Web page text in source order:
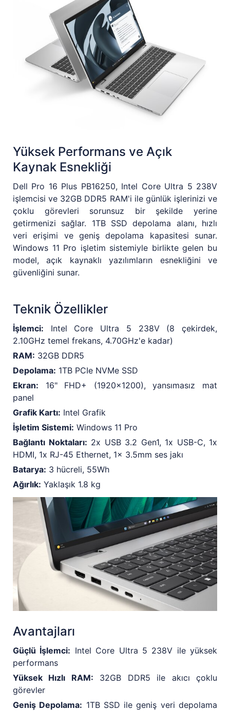
Yüksek Performans ve Açık
Kaynak Esnekliği
Dell Pro 16 Plus PB16250, Intel Core Ultra 5 238V
işlemcisi ve 32GB DDR5 RAM'i ile günlük işlerinizi ve
çoklu görevleri sorunsuz bir şekilde yerine
getirmenizi sağlar. 1TB SSD depolama alanı, hızlı
veri erişimi ve geniş depolama kapasitesi sunar.
Windows 11 Pro işletim sistemiyle birlikte gelen bu
model, açık kaynaklı yazılımların esnekliğini ve
güvenliğini sunar.
Teknik Özellikler
İşlemci: Intel Core Ultra 5 238V (8 çekirdek,
2.10GHz temel frekans, 4.70GHz'e kadar)
RAM: 32GB DDR5
Depolama: 1TB PCIe NVMe SSD
Ekran: 16" FHD+ (1920x1200), yansımasız mat
panel
Grafik Kartı: Intel Grafik
İşletim Sistemi: Windows 11 Pro
Bağlantı Noktaları: 2x USB 3.2 Gen1, 1x USB-C, 1x
HDMI, 1x RJ-45 Ethernet, 1x 3.5mm ses jakı
Batarya: 3 hücreli, 55Wh
Ağırlık: Yaklaşık 1.8 kg
Avantajları
Güçlü İşlemci: Intel Core Ultra 5 238V ile yüksek
performans
Yüksek Hızlı RAM: 32GB DDR5 ile akıcı çoklu
görevler
Geniş Depolama: 1TB SSD ile geniş veri depolama